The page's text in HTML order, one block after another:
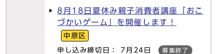
8月18日夏休み親子消費者講座「おこ
づかいゲーム」を開催します！
中原区
申し込み締切日： 7月24日 募集終了